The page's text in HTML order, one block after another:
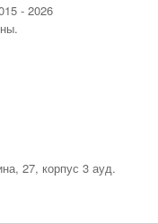
- 2026
27, корпус 3 ауд.